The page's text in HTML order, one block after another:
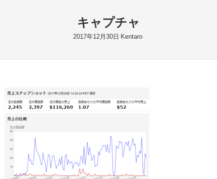
キャプチャ
2017年12月30日 Kentaro